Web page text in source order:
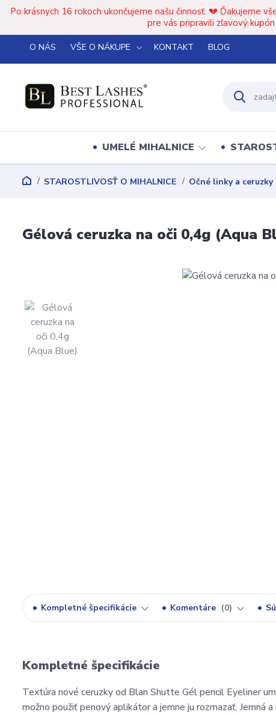
Po krásnych 16 rokoch ukončujeme našu činnosť. 💔 Ďakujeme
pre vás pripravili zľavový
O NÁS VŠE O NÁKUPE KONTAKT BLOG
UMELÉ MIHALNICE
STAROSTLIVOSŤ O MIHALNICE Očné linky a ceruzky
Gélová ceruzka na oči 0,4g (Aqua
Kompletné špecifikácie Komentáre 0
Kompletné špecifikácie
Textúra nové ceruzky od Blan Shutte Gél pencil Eyeliner
možno použiť penový aplikátor a jemne ju rozmazať.